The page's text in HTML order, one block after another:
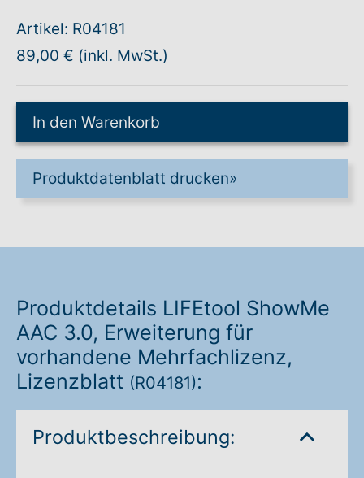
Artikel: R04181
89,00 € (inkl. MwSt.)
In den Warenkorb
Produktdatenblatt drucken»
Produktdetails LIFEtool ShowMe
AAC 3.0, Erweiterung für
vorhandene Mehrfachlizenz,
Lizenzblatt (R04181):
Produktbeschreibung: